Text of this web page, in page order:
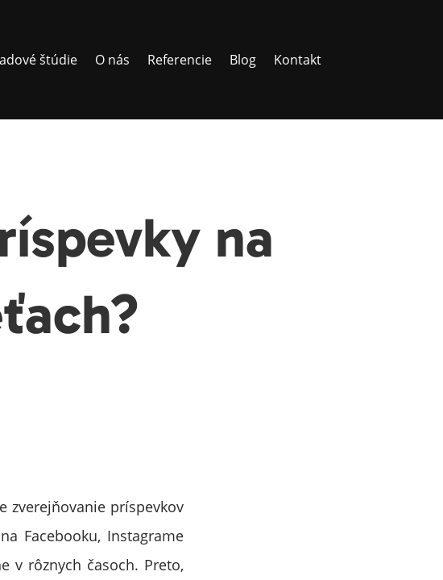
štúdie O nás Referencie Blog Kontakt
na
zverejňovanie príspevkov
Facebooku, Instagrame
v rôznych časoch. Preto,